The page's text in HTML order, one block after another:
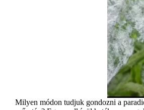
Milyen módon tudjuk gondozni a